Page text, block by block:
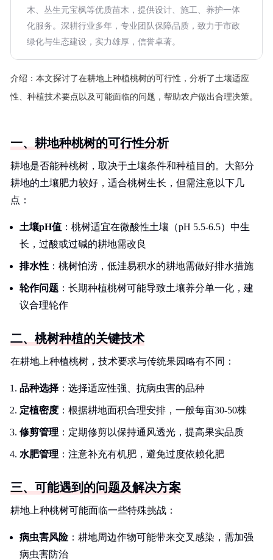
木、丛生元宝枫等优质苗木，提供设计、施工、养护一体
化服务。深耕行业多年，专业团队保障品质，致力于市政
绿化与生态建设，实力雄厚，信誉卓著。
介绍： 本文探讨了在耕地上种植桃树的可行性，分析了土壤适应
性、种植技术要点以及可能面临的问题，帮助农户做出合理决策。
一、耕地种桃树的可行性分析
耕地是否能种桃树，取决于土壤条件和种植目的。大部分
耕地的土壤肥力较好，适合桃树生长，但需注意以下几
点：
土壤pH值 ：桃树适宜在微酸性土壤（pH 5.5-6.5）中生
长，过酸或过碱的耕地需改良
排水性 ：桃树怕涝，低洼易积水的耕地需做好排水措施
轮作问题 ：长期种植桃树可能导致土壤养分单一化，建
议合理轮作
二、桃树种植的关键技术
在耕地上种植桃树，技术要求与传统果园略有不同：
品种选择 ：选择适应性强、抗病虫害的品种
定植密度 ：根据耕地面积合理安排，一般每亩30-50株
修剪管理 ：定期修剪以保持通风透光，提高果实品质
水肥管理 ：注意补充有机肥，避免过度依赖化肥
三、可能遇到的问题及解决方案
耕地上种桃树可能面临一些特殊挑战：
病虫害风险：耕地周边作物可能带来交叉感染，需加强
病虫害防治